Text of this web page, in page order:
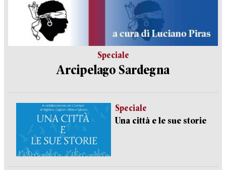
Speciale
Arcipelago Sardegna
Speciale
Una città e le sue storie